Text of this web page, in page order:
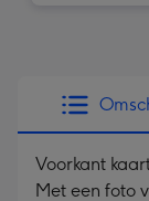
Voorkant
Met een foto